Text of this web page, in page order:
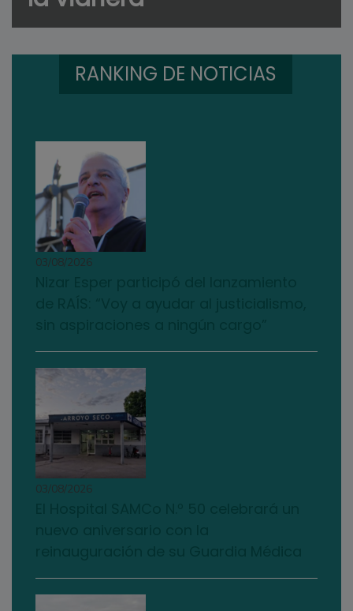
RANKING DE NOTICIAS
03/08/2026
03/08/2026